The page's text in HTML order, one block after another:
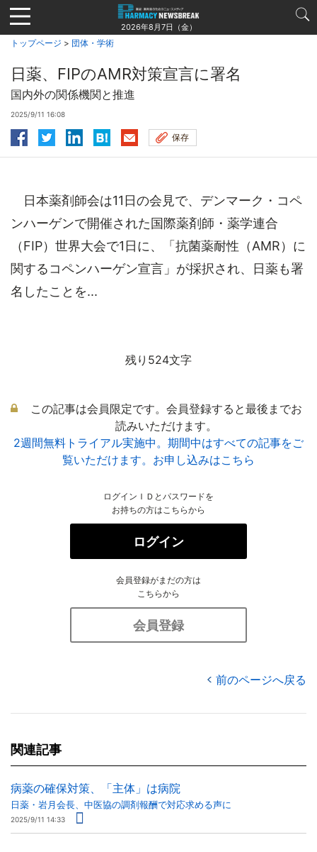
Jump
to
navigation
2026年8月7日（金）
トップページ > 団体・学術
日薬、FIPのAMR対策宣言に署名
国内外の関係機関と推進
2025/9/11 16:08
保存
日本薬剤師会は11日の会見で、デンマーク・コペ
ンハーゲンで開催された国際薬剤師・薬学連合
（FIP）世界大会で1日に、「抗菌薬耐性（AMR）に
関するコペンハーゲン宣言」が採択され、日薬も署
名したことを...
残り524文字
この記事は会員限定です。会員登録すると最後までお
読みいただけます。
2週間無料トライアル実施中。期間中はすべての記事をご
覧いただけます。お申し込みはこちら
ログインＩＤとパスワードを
お持ちの方はこちらから
ログイン
会員登録がまだの方は
こちらから
会員登録
前のページへ戻る
関連記事
病薬の確保対策、「主体」は病院
日薬・岩月会長、中医協の調剤報酬で対応求める声に
2025/9/11 14:33